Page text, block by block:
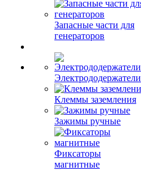
Запасные части для
генераторов
Электрододержатели
Клеммы заземления
Зажимы ручные
Фиксаторы
магнитные